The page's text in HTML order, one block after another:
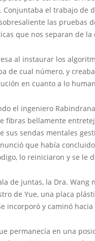
Conjuntaba el trabajo
las pruebas
que nos separan de
instaurar los
de cual número, y
en cuanto a lo
ingeniero
fibras bellamente
sus sendas mentales
que había
lo reiniciaron y se le
juntas, la Dra. Wang
de Yue, una placa
incorporó y caminó hacia
permanecía en una